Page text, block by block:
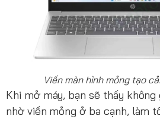
Viền màn hình mỏng tạo
Khi mở máy, bạn sẽ thấy
nhờ viền mỏng ở ba cạnh, làm